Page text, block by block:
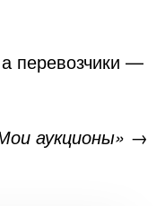
перевозчики —
аукционы» →